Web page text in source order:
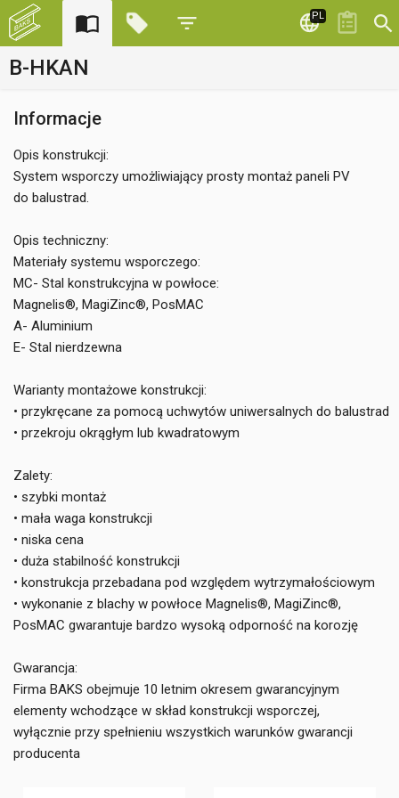
PL
B-HKAN
Informacje
Opis konstrukcji:
System wsporczy umożliwiający prosty montaż paneli PV
do balustrad.
Opis techniczny:
Materiały systemu wsporczego:
MC- Stal konstrukcyjna w powłoce:
Magnelis®, MagiZinc®, PosMAC
A- Aluminium
E- Stal nierdzewna
Warianty montażowe konstrukcji:
• przykręcane za pomocą uchwytów uniwersalnych do balustrad
• przekroju okrągłym lub kwadratowym
Zalety:
• szybki montaż
• mała waga konstrukcji
• niska cena
• duża stabilność konstrukcji
• konstrukcja przebadana pod względem wytrzymałościowym
• wykonanie z blachy w powłoce Magnelis®, MagiZinc®,
PosMAC gwarantuje bardzo wysoką odporność na korozję
Gwarancja:
Firma BAKS obejmuje 10 letnim okresem gwarancyjnym
elementy wchodzące w skład konstrukcji wsporczej,
wyłącznie przy spełnieniu wszystkich warunków gwarancji
producenta